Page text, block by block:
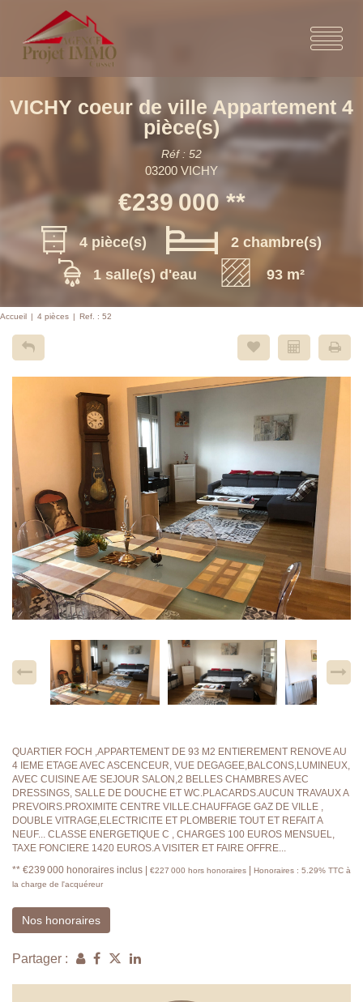
VICHY coeur de ville Appartement 4
pièce(s)
Réf : 52
03200 VICHY
€239 000 **
4 pièce(s)
2 chambre(s)
1 salle(s) d'eau
93 m²
Accueil 4 pièces Ref. : 52
QUARTIER FOCH ,APPARTEMENT DE 93 M2 ENTIEREMENT RENOVE AU
4 IEME ETAGE AVEC ASCENCEUR, VUE DEGAGEE,BALCONS,LUMINEUX,
AVEC CUISINE A/E SEJOUR SALON,2 BELLES CHAMBRES AVEC
DRESSINGS, SALLE DE DOUCHE ET WC.PLACARDS.AUCUN TRAVAUX A
PREVOIRS.PROXIMITE CENTRE VILLE.CHAUFFAGE GAZ DE VILLE ,
DOUBLE VITRAGE,ELECTRICITE ET PLOMBERIE TOUT ET REFAIT A
NEUF... CLASSE ENERGETIQUE C , CHARGES 100 EUROS MENSUEL,
TAXE FONCIERE 1420 EUROS.A VISITER ET FAIRE OFFRE...
** €239 000 honoraires inclus €227 000 hors honoraires
Honoraires : 5.29% TTC à
la charge de l'acquéreur
Nos honoraires
Partager :